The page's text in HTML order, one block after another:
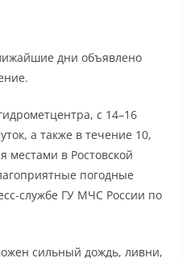
дни объявлено
с 14–16
а также в течение 10,
местами в Ростовской
погодные
службе ГУ МЧС России по
сильный дождь, ливни,